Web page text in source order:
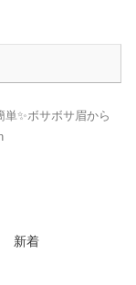
単✨ボサボサ眉から
新着